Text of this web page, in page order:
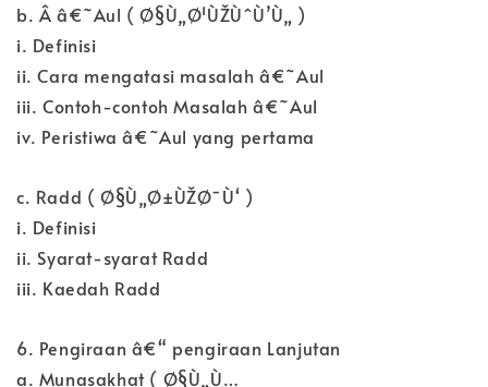
b. Â â€˜Aul ( Ø§Ù„Ø¹ÙŽÙˆÙ’Ù„ )
i. Definisi
ii. Cara mengatasi masalah â€˜Aul
iii. Contoh-contoh Masalah â€˜Aul
iv. Peristiwa â€˜Aul yang pertama
c. Radd ( Ø§Ù„Ø±ÙŽØ¯Ù‘ )
i. Definisi
ii. Syarat-syarat Radd
iii. Kaedah Radd
6. Pengiraan â€“ pengiraan Lanjutan
a. Munasakhat ( Ø§Ù„Ù…